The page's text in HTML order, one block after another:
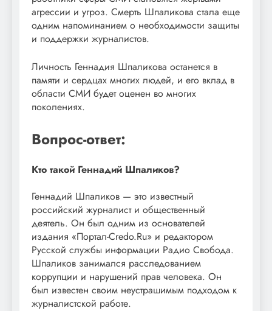
агрессии и угроз. Смерть Шпаликова стала еще
одним напоминанием о необходимости защиты
и поддержки журналистов.
Личность Геннадия Шпаликова останется в
памяти и сердцах многих людей, и его вклад в
области СМИ будет оценен во многих
поколениях.
Вопрос-ответ:
Кто такой Геннадий Шпаликов?
Геннадий Шпаликов — это известный
российский журналист и общественный
деятель. Он был одним из основателей
издания «Портал-Credo.Ru» и редактором
Русской службы информации Радио Свобода.
Шпаликов занимался расследованием
коррупции и нарушений прав человека. Он
был известен своим неустрашимым подходом к
журналистской работе.